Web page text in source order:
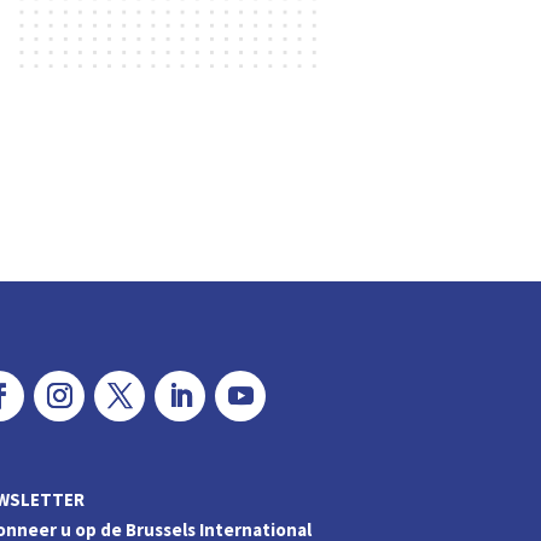
u op de Brussels International